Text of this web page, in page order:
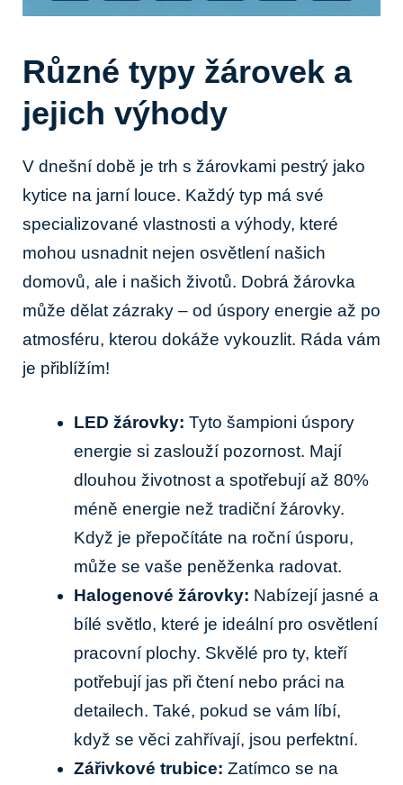
Různé typy žárovek a
jejich výhody
V dnešní době je trh s žárovkami pestrý jako
kytice na jarní louce. Každý typ má své
specializované vlastnosti a výhody, které
mohou usnadnit nejen osvětlení našich
domovů, ale i našich životů. Dobrá žárovka
může dělat zázraky – od úspory energie až po
atmosféru, kterou dokáže vykouzlit. Ráda vám
je přiblížím!
LED žárovky: Tyto šampioni úspory
energie si zaslouží pozornost. Mají
dlouhou životnost a spotřebují až 80%
méně energie než tradiční žárovky.
Když je přepočítáte na roční úsporu,
může se vaše peněženka radovat.
Halogenové žárovky: Nabízejí jasné a
bílé světlo, které je ideální pro osvětlení
pracovní plochy. Skvělé pro ty, kteří
potřebují jas při čtení nebo práci na
detailech. Také, pokud se vám líbí,
když se věci zahřívají, jsou perfektní.
Zářivkové trubice: Zatímco se na